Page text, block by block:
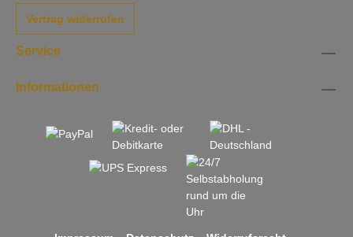
Vertrag widerrufen
Service
Informationen